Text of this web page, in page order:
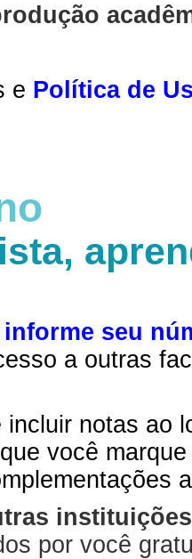
e Política de
informe seu
a outras
incluir notas ao
você
por você